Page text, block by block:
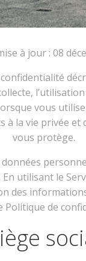
à jour : 08
vous
à la vie privée et
vous protège.
utilisant le
des
Politique de